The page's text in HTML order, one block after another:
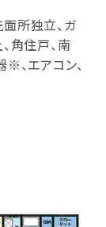
所独立、ガ
角住戸、南
※、エアコン、